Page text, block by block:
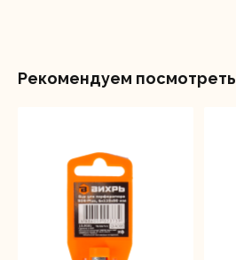
Рекомендуем посмотреть